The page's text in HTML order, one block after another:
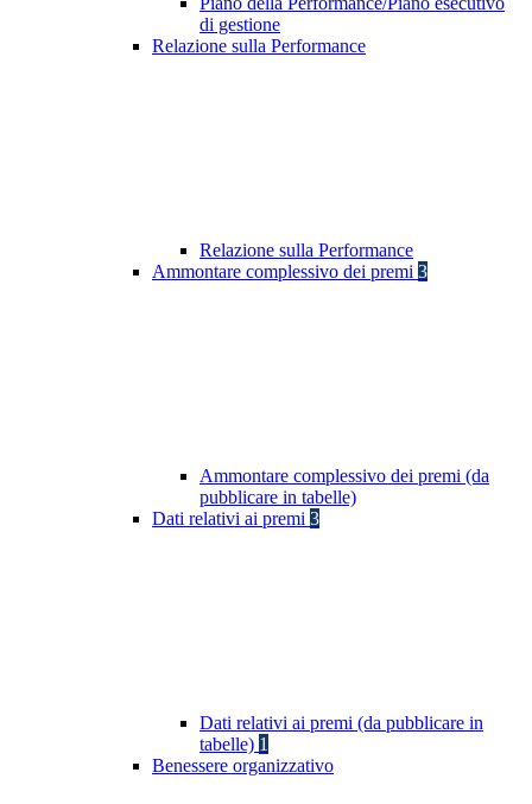
di gestione
Relazione sulla Performance
Relazione sulla Performance
Ammontare complessivo dei premi 3
Ammontare complessivo dei premi (da
pubblicare in tabelle)
Dati relativi ai premi 3
Dati relativi ai premi (da pubblicare in
tabelle) 1
Benessere organizzativo